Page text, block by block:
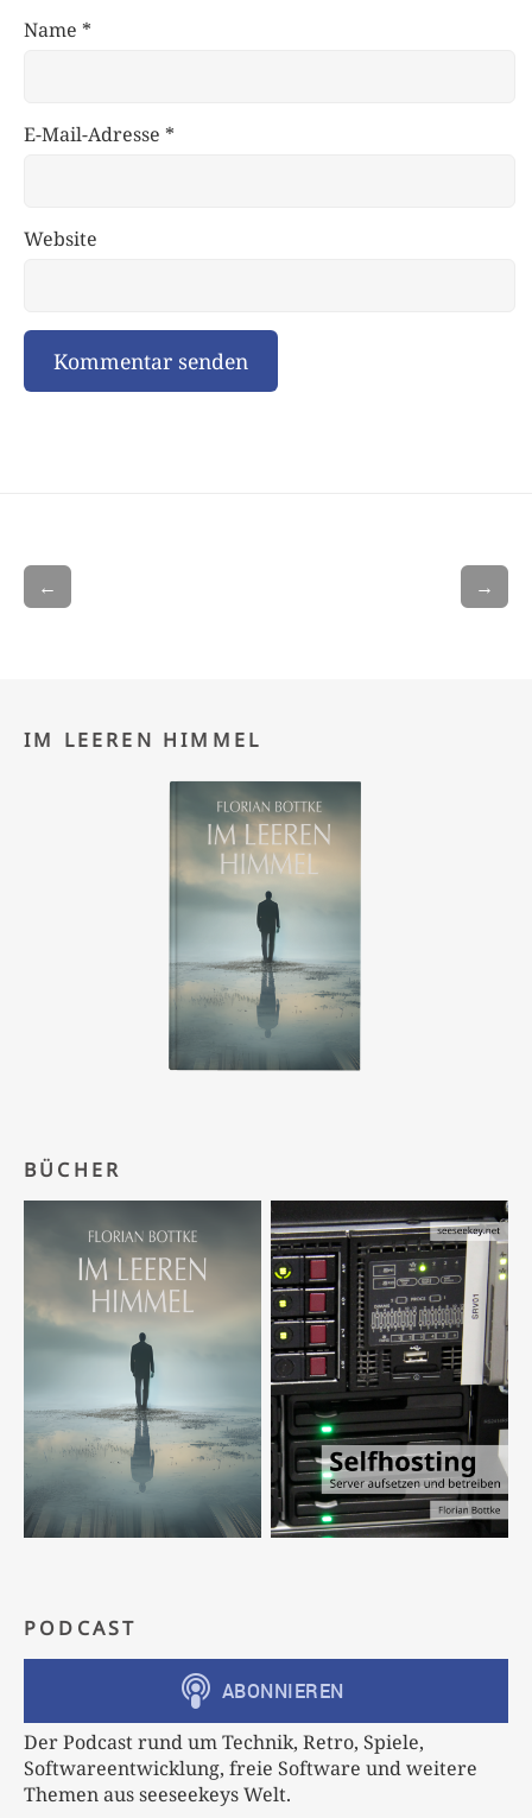
Name *
E-Mail-Adresse *
Website
← →
IM LEEREN HIMMEL
BÜCHER
PODCAST
Der Podcast rund um Technik, Retro, Spiele,
Softwareentwicklung, freie Software und weitere
Themen aus seeseekeys Welt.